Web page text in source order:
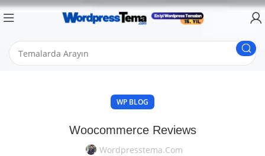
WP BLOG
Woocommerce Reviews
Wordpresstema.com